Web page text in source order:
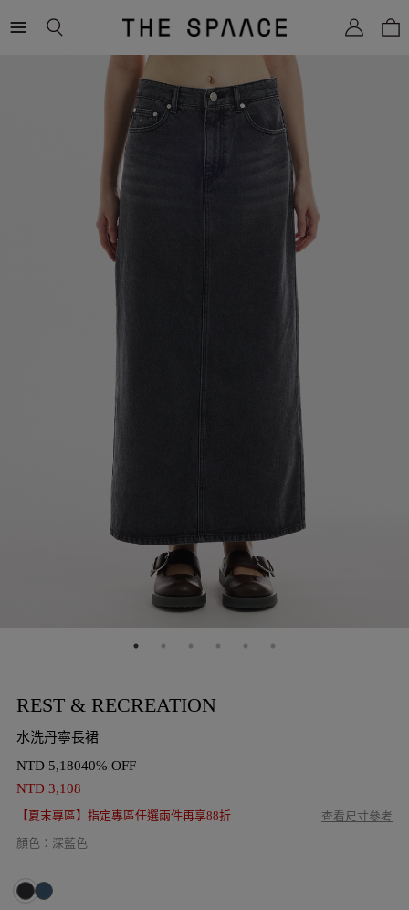
SPAACE
WOMEN
REST & RECREATION
水洗丹寧長裙
NTD 5,18040% OFF
NTD 3,108
【夏末專區】指定專區任選兩件再享88折
顏色 ： 深藍色
查看尺寸參考